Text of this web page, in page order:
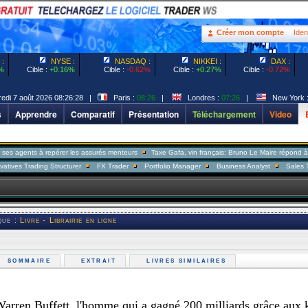
Créer mon compte
:
NYSE :
Cible : +0.16%
NASDAQ :
Cible : -0.62%
NIKKEI :
Cible : +0.27%
DAX :
Cible : -0.72%
7 août 2026 08:26:28 | Paris : 08:26| Londres : 07:26| New York :
Apprendre Comparatif Présentation Téléchargement Video
repérer les assurés menteurs Taxe Gafa, vin français: Bruno Le Maire répond à Donald
Structurer FX Trader Portfolio Manager Business Analyst Sales Trader
: Livre - Librairie en ligne
SOMMAIRE EXTRAIT LIVRES SIMILAIRES
Buffett, l'homme qui a gagné 200 milliards grâce aux